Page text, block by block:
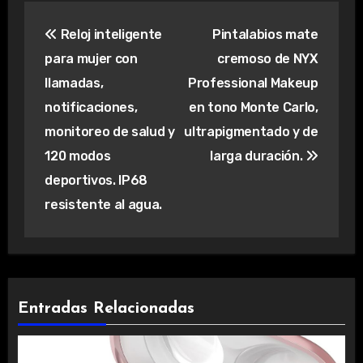
de
entradas
Reloj inteligente
para mujer con
llamadas,
notificaciones,
monitoreo de salud y
120 modos
deportivos. IP68
resistente al agua.
Pintalabios mate
cremoso de NYX
Professional Makeup
en tono Monte Carlo,
ultrapigmentado y de
larga duración.
Entradas Relacionadas